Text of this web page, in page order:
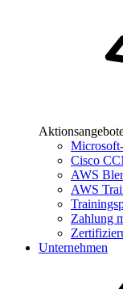
Cisco
AWS
AWS
Zahlung
Unternehmen